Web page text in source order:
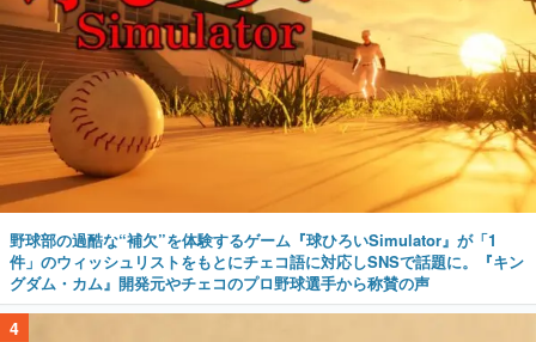
野球部の過酷な“補欠”を体験するゲーム『球ひろいSimulator』が「1
件」のウィッシュリストをもとにチェコ語に対応しSNSで話題に。『キン
グダム・カム』開発元やチェコのプロ野球選手から称賛の声
4